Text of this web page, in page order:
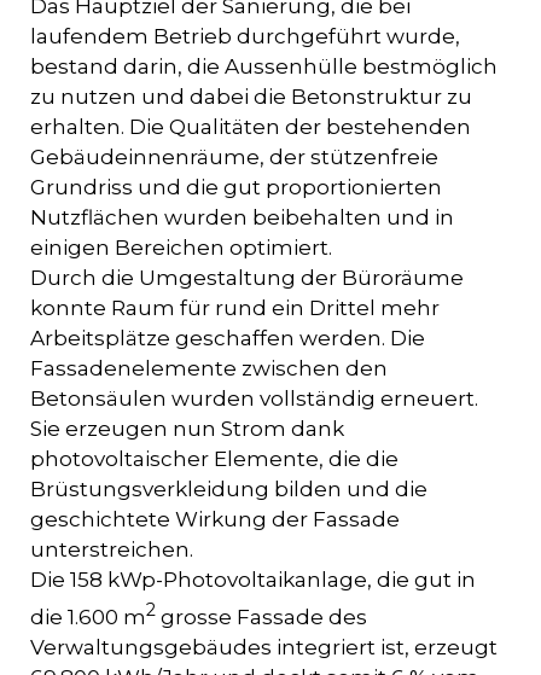
Das Hauptziel der Sanierung, die bei
laufendem Betrieb durchgeführt wurde,
bestand darin, die Aussenhülle bestmöglich
zu nutzen und dabei die Betonstruktur zu
erhalten. Die Qualitäten der bestehenden
Gebäudeinnenräume, der stützenfreie
Grundriss und die gut proportionierten
Nutzflächen wurden beibehalten und in
einigen Bereichen optimiert.
Durch die Umgestaltung der Büroräume
konnte Raum für rund ein Drittel mehr
Arbeitsplätze geschaffen werden. Die
Fassadenelemente zwischen den
Betonsäulen wurden vollständig erneuert.
Sie erzeugen nun Strom dank
photovoltaischer Elemente, die die
Brüstungsverkleidung bilden und die
geschichtete Wirkung der Fassade
unterstreichen.
Die 158 kWp-Photovoltaikanlage, die gut in
die 1.600 m2 grosse Fassade des
Verwaltungsgebäudes integriert ist, erzeugt